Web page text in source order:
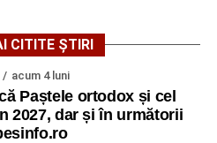
CITITE ȘTIRI
acum 4 luni
Paștele ortodox și cel
2027, dar și în următorii